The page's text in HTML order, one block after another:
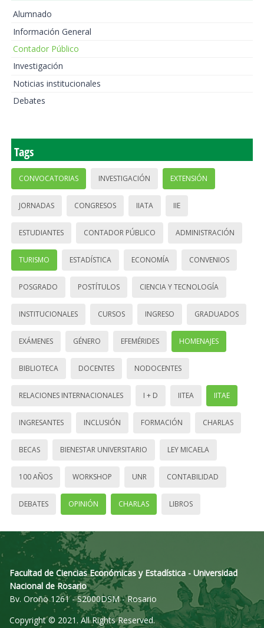
Alumnado
Información General
Contador Público
Investigación
Noticias institucionales
Debates
Tags
CONVOCATORIAS INVESTIGACIÓN EXTENSIÓN
JORNADAS CONGRESOS IIATA IIE
ESTUDIANTES CONTADOR PÚBLICO ADMINISTRACIÓN
TURISMO ESTADÍSTICA ECONOMÍA CONVENIOS
POSGRADO POSTÍTULOS CIENCIA Y TECNOLOGÍA
INSTITUCIONALES CURSOS INGRESO GRADUADOS
EXÁMENES GÉNERO EFEMÉRIDES HOMENAJES
BIBLIOTECA DOCENTES NODOCENTES
RELACIONES INTERNACIONALES I + D IITEA IITAE
INGRESANTES INCLUSIÓN FORMACIÓN CHARLAS
BECAS BIENESTAR UNIVERSITARIO LEY MICAELA
100 AÑOS WORKSHOP UNR CONTABILIDAD
DEBATES OPINIÓN CHARLAS LIBROS
Facultad de Ciencias Económicas y Estadística - Universidad
Nacional de Rosario
Bv. Oroño 1261 - S2000DSM - Rosario
Copyright © 2021. All Rights Reserved.